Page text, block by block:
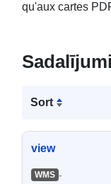
qu'aux cartes
Sadalījumi
Sort
view
WMS -